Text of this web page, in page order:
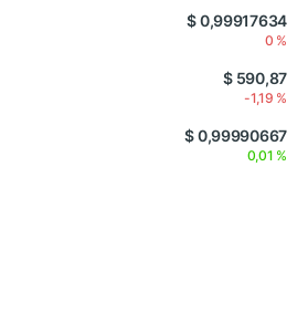
$ 0,99917634
0 %
$ 590,87
-1,19 %
$ 0,99990667
0,01 %